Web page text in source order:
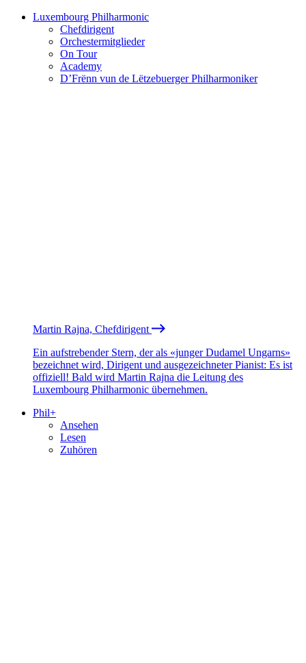
Luxembourg Philharmonic
Chefdirigent
Orchestermitglieder
On Tour
Academy
D’Frënn vun de Lëtzebuerger Philharmoniker
Martin Rajna, Chefdirigent
Ein aufstrebender Stern, der als «junger Dudamel Ungarns»
bezeichnet wird, Dirigent und ausgezeichneter Pianist: Es ist
offiziell! Bald wird Martin Rajna die Leitung des
Luxembourg Philharmonic übernehmen.
Phil+
Ansehen
Lesen
Zuhören